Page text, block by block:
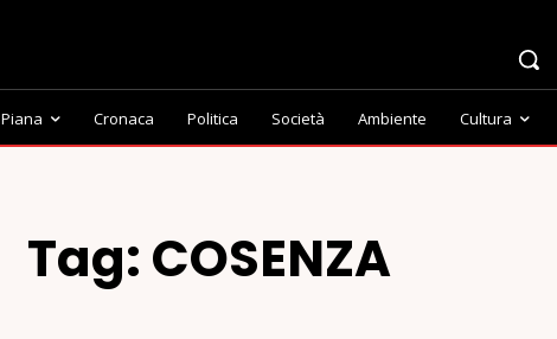
Piana Cronaca Politica Società Ambiente Cultura
Tag: COSENZA